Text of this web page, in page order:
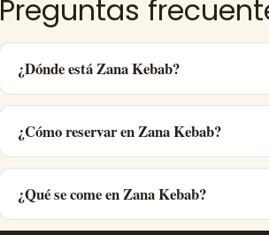
Preguntas
¿Dónde está Zana Kebab?
¿Cómo reservar en Zana Kebab?
¿Qué se come en Zana Kebab?